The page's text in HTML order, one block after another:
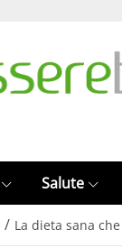
Salute
/ La dieta sana